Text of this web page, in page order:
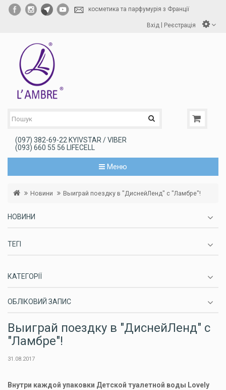
косметика та парфумурія з Франції
Вхід Реєстрація
(097) 382-69-22 KYIVSTAR / VIBER
(093) 660 55 56 LIFECELL
Меню
Новини Выиграй поездку в "ДиснейЛенд" с "Ламбре"!
НОВИНИ
ТЕГІ
КАТЕГОРІЇ
ОБЛІКОВИЙ ЗАПИС
Выиграй поездку в "ДиснейЛенд" с
"Ламбре"!
31.08.2017
Внутри каждой упаковки Детской туалетной воды Lovely